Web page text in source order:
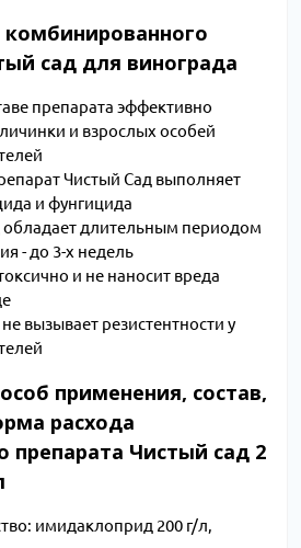
сад для винограда
препарата эффективно
и взрослых особей
Чистый Сад выполняет
и фунгицида
обладает длительным периодом
- до 3-х недель
и не наносит вреда
вызывает резистентности у
применения, состав,
расхода
препарата Чистый сад 2
имидаклоприд 200 г/л,